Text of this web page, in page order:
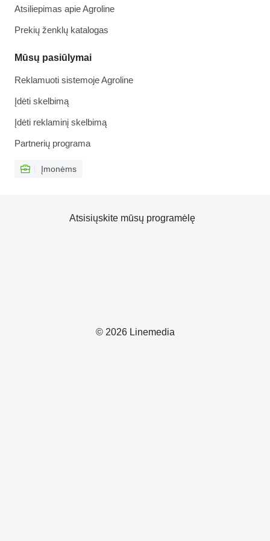
Atsiliepimas apie Agroline
Prekių ženklų katalogas
Mūsų pasiūlymai
Reklamuoti sistemoje Agroline
Įdėti skelbimą
Įdėti reklaminį skelbimą
Partnerių programa
Įmonėms
© 2026 Linemedia
Atsisiųskite mūsų programėlę